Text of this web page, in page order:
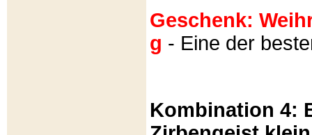
Geschenk:
g - Eine der
Kombination 4: